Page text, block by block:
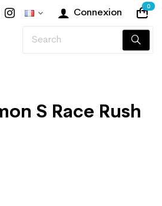
Connexion
0
S Race Rush